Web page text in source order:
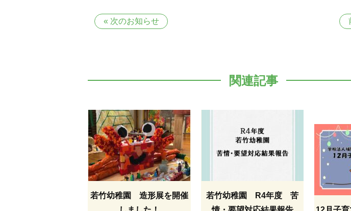
« 次のお知らせ
関連記事
若竹幼稚園 造形展を開催
若竹幼稚園 R4年度 苦